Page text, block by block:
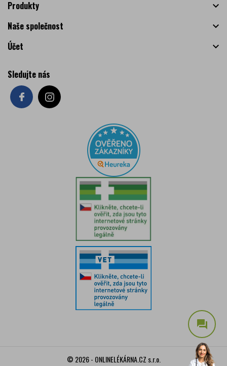
Produkty

Naše společnost

Účet

Sledujte nás
question_answer
© 2026 - ONLINELÉKÁRNA.CZ s.r.o.